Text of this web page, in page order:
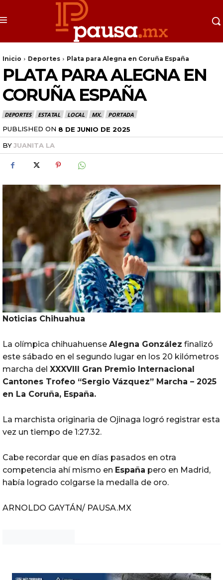
Inicio Deportes Plata para Alegna en Coruña España
PLATA PARA ALEGNA EN
CORUÑA ESPAÑA
DEPORTES ESTATAL LOCAL MX. PORTADA
PUBLISHED ON 8 DE JUNIO DE 2025
BYJUANITA LA
Noticias Chihuahua
La olímpica chihuahuense Alegna González finalizó
este sábado en el segundo lugar en los 20 kilómetros
marcha del XXXVIII Gran Premio Internacional
Cantones Trofeo “Sergio Vázquez” Marcha – 2025
en La Coruña, España.
La marchista originaria de Ojinaga logró registrar esta
vez un tiempo de 1:27.32.
Cabe recordar que en días pasados en otra
competencia ahí mismo en España pero en Madrid,
había logrado colgarse la medalla de oro.
ARNOLDO GAYTÁN/ PAUSA.MX